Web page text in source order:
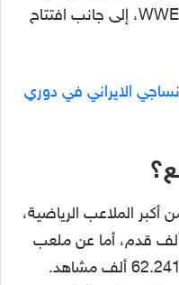
إليه، ومنها بطولة المصارعة الحرة WWE، إلى جانب افتتاح
الايراني في دوري
؟
الملاعب الرياضية،
تقدر مساحته بما يقارب 60 ألف قدم، أما عن ملعب
الجوهرة كم يتسع؟ فهو يسع نحو 62.241 ألف مشاهد.